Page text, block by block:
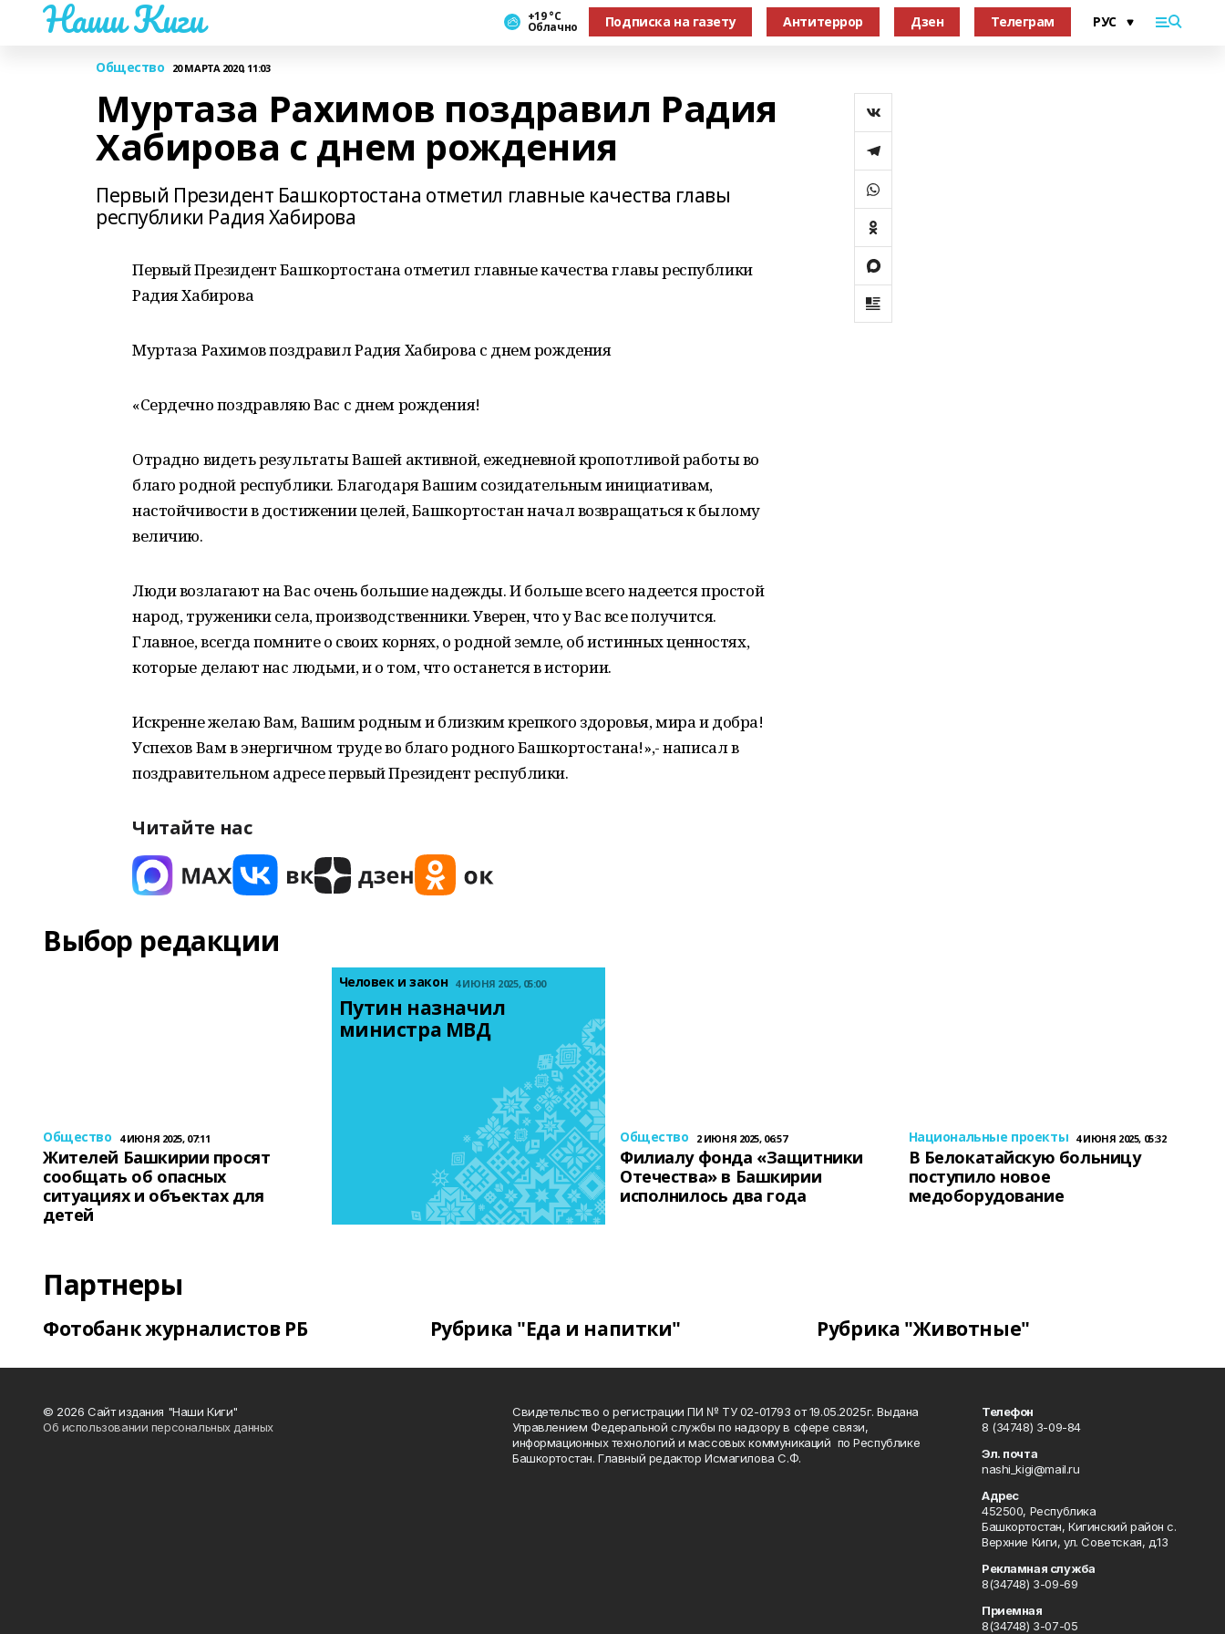
Наши Киги +19 °С
Облачно Подписка на газету Антитеррор Дзен Телеграм
Общество 20 МАРТА 2020, 11:03
Муртаза Рахимов поздравил Радия
Хабирова с днем рождения
Первый Президент Башкортостана отметил главные качества главы
республики Радия Хабирова
Первый Президент Башкортостана отметил главные качества главы республики
Радия Хабирова
Муртаза Рахимов поздравил Радия Хабирова с днем рождения
«Сердечно поздравляю Вас с днем рождения!
Отрадно видеть результаты Вашей активной, ежедневной кропотливой работы во
благо родной республики. Благодаря Вашим созидательным инициативам,
настойчивости в достижении целей, Башкортостан начал возвращаться к былому
величию.
Люди возлагают на Вас очень большие надежды. И больше всего надеется простой
народ, труженики села, производственники. Уверен, что у Вас все получится.
Главное, всегда помните о своих корнях, о родной земле, об истинных ценностях,
которые делают нас людьми, и о том, что останется в истории.
Искренне желаю Вам, Вашим родным и близким крепкого здоровья, мира и добра!
Успехов Вам в энергичном труде во благо родного Башкортостана!»,- написал в
поздравительном адресе первый Президент республики.
Читайте нас
Выбор редакции
Общество 4 ИЮНЯ 2025, 07:11
Жителей Башкирии просят
сообщать об опасных
ситуациях и объектах для
детей
Человек и закон 4 ИЮНЯ 2025, 05:00
Путин назначил
министра МВД
Общество 2 ИЮНЯ 2025, 06:57
Филиалу фонда «Защитники
Отечества» в Башкирии
исполнилось два года
Национальные проекты 4 ИЮНЯ 2025, 05:32
В Белокатайскую больницу
поступило новое
медоборудование
Партнеры
Фотобанк журналистов РБ Рубрика "Еда и напитки" Рубрика "Животные"
© 2026 Сайт издания "Наши Киги"
Об использовании персональных данных
Свидетельство о регистрации ПИ № ТУ 02-01793 от 19.05.2025г. Выдана
Управлением Федеральной службы по надзору в сфере связи,
информационных технологий и массовых коммуникаций по Республике
Башкортостан. Главный редактор Исмагилова С.Ф.
Телефон
8 (34748) 3-09-84
Эл. почта
nashi_kigi@mail.ru
Адрес
452500, Республика
Башкортостан, Кигинский район с.
Верхние Киги, ул. Советская, д.13
Рекламная служба
8(34748) 3-09-69
Приемная
8(34748) 3-07-05